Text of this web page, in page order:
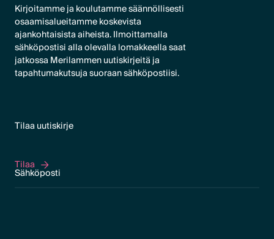
Kirjoitamme ja koulutamme säännöllisesti
osaamisalueitamme koskevista
ajankohtaisista aiheista. Ilmoittamalla
sähköpostisi alla olevalla lomakkeella saat
jatkossa Merilammen uutiskirjeitä ja
tapahtumakutsuja suoraan sähköpostiisi.
Tilaa uutiskirje
Tilaa
Tilaa